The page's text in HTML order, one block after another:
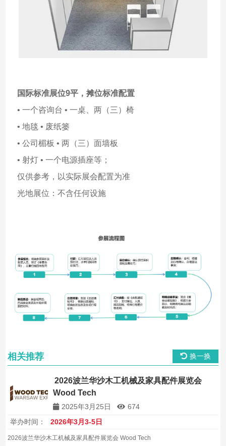
国际标准展位9平，摊位标准配置
• 一个咨询台 • 一桌、两（三）椅
• 地毯 • 废纸篓
• 公司楣板 • 两（三）面墙板
• 射灯 • 一个电源插座等；
仅供参考，以实际展会配置为准
光地展位：不含任何设施
相关推荐 换一换
2026波兰华沙木工机械及家具配件展览会
Wood Tech
2025年3月25日
674
举办时间：
2026年3月3-5日
2026波兰华沙木工机械及家具配件展览会 Wood Tech